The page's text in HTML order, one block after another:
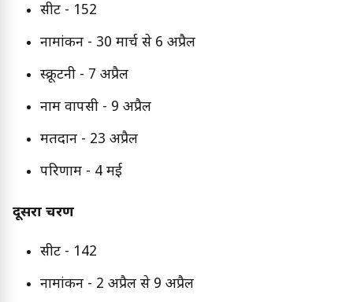
सीटें - 152
नामांकन - 30 मार्च से 6 अप्रैल
स्क्रूटनी - 7 अप्रैल
नाम वापसी - 9 अप्रैल
मतदान - 23 अप्रैल
परिणाम - 4 मई
दूसरा चरण
सीटें - 142
नामांकन - 2 अप्रैल से 9 अप्रैल